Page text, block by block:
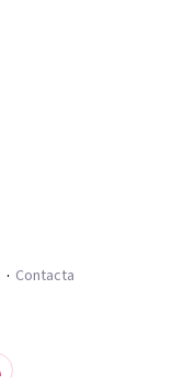
Contacta